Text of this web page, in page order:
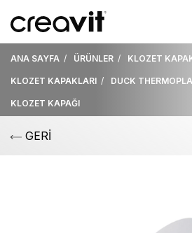
ANA SAYFA ÜRÜNLER KLOZET
KLOZET KAPAKLARI DUCK
KLOZET KAPAĞI
GERİ